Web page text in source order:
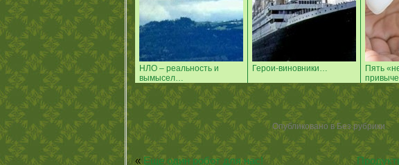
НЛО – реальность и
вымысел…
Герои-виновники…
Пять
Опубликовано в Без рубрики
« Еще один робот для нас!